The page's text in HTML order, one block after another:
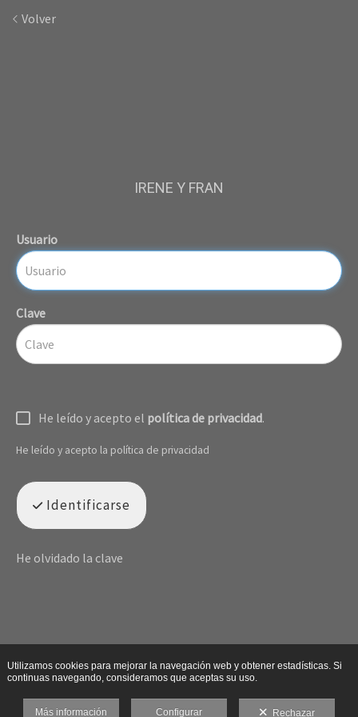
Volver
IRENE Y FRAN
Usuario
Clave
He leído y acepto el política de privacidad.
He leído y acepto la política de privacidad
Identificarse
He olvidado la clave
Utilizamos cookies para mejorar la navegación web y obtener estadísticas. Si
continuas navegando, consideramos que aceptas su uso.
Más información Configurar Rechazar